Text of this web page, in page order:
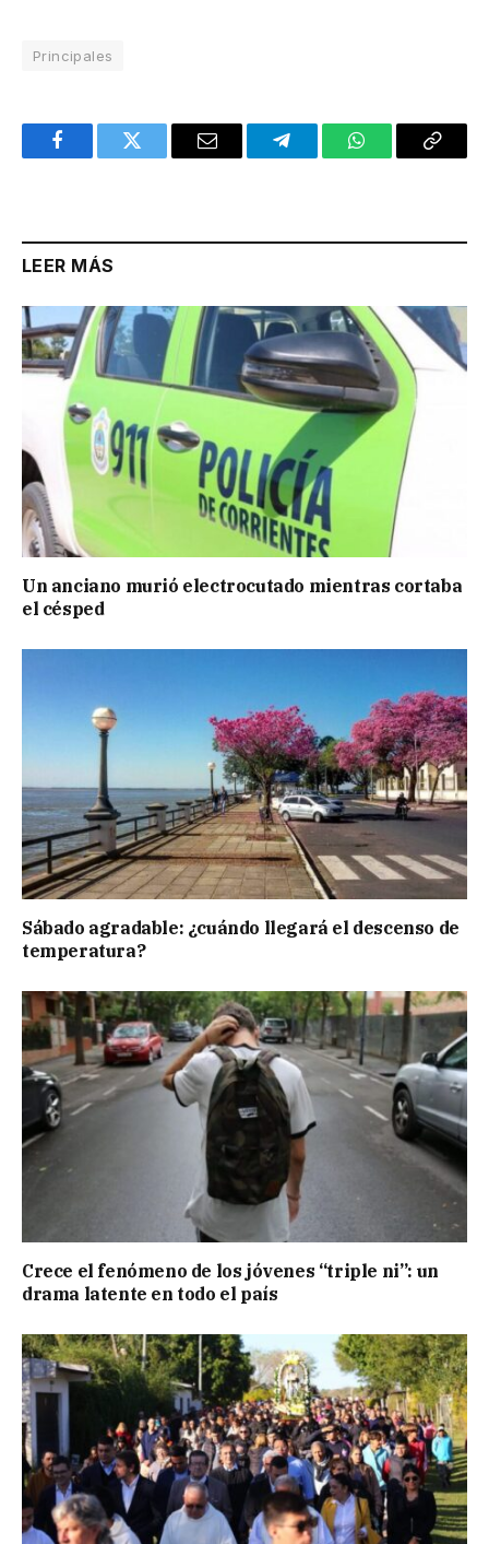
Principales
FacebookTwitter Email TelegramWhatsAppCopy
LEER MÁS
Un anciano murió electrocutado mientras cortaba
el césped
Sábado agradable: ¿cuándo llegará el descenso de
temperatura?
Crece el fenómeno de los jóvenes “triple ni”: un
drama latente en todo el país